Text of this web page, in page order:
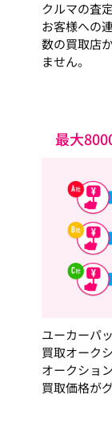
クルマの査
お客様への
数の買取店
ません。
最大
ユーカーパ
買取オークシ
オークショ
買取価格が